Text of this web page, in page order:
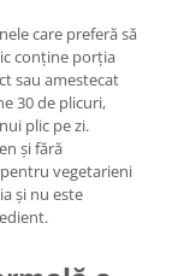
care preferă să
conține porția
sau amestecat
30 de plicuri,
plic pe zi.
și fără
vegetarieni
și nu este